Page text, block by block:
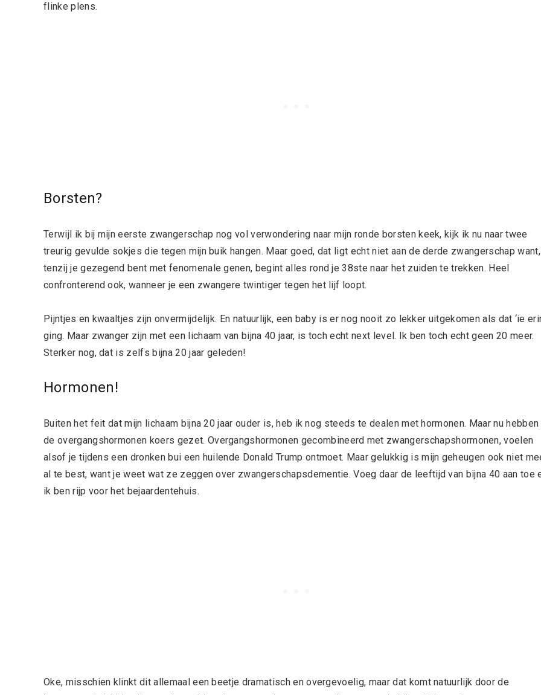
flinke plens.
Borsten?
Terwijl ik bij mijn eerste zwangerschap nog vol verwondering naar mijn ronde borsten keek, kijk ik nu naar twee
treurig gevulde sokjes die tegen mijn buik hangen. Maar goed, dat ligt echt niet aan de derde zwangerschap want,
tenzij je gezegend bent met fenomenale genen, begint alles rond je 38ste naar het zuiden te trekken. Heel
confronterend ook, wanneer je een zwangere twintiger tegen het lijf loopt.
Pijntjes en kwaaltjes zijn onvermijdelijk. En natuurlijk, een baby is er nog nooit zo lekker uitgekomen als dat ‘ie
ging. Maar zwanger zijn met een lichaam van bijna 40 jaar, is toch echt next level. Ik ben toch echt geen 20 meer.
Sterker nog, dat is zelfs bijna 20 jaar geleden!
Hormonen!
Buiten het feit dat mijn lichaam bijna 20 jaar ouder is, heb ik nog steeds te dealen met hormonen. Maar nu hebben
de overgangshormonen koers gezet. Overgangshormonen gecombineerd met zwangerschapshormonen, voelen
alsof je tijdens een dronken bui een huilende Donald Trump ontmoet. Maar gelukkig is mijn geheugen ook niet
al te best, want je weet wat ze zeggen over zwangerschapsdementie. Voeg daar de leeftijd van bijna 40 aan toe
ik ben rijp voor het bejaardentehuis.
Oke, misschien klinkt dit allemaal een beetje dramatisch en overgevoelig, maar dat komt natuurlijk door de